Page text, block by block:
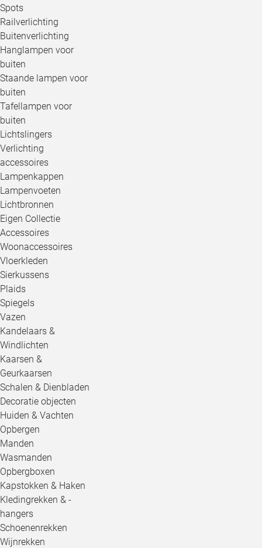
Spots
Railverlichting
Buitenverlichting
Hanglampen voor
buiten
Staande lampen voor
buiten
Tafellampen voor
buiten
Lichtslingers
Verlichting
accessoires
Lampenkappen
Lampenvoeten
Lichtbronnen
Eigen Collectie
Accessoires
Woonaccessoires
Vloerkleden
Sierkussens
Plaids
Spiegels
Vazen
Kandelaars &
Windlichten
Kaarsen &
Geurkaarsen
Schalen & Dienbladen
Decoratie objecten
Huiden & Vachten
Opbergen
Manden
Wasmanden
Opbergboxen
Kapstokken & Haken
Kledingrekken & -
hangers
Schoenenrekken
Wijnrekken